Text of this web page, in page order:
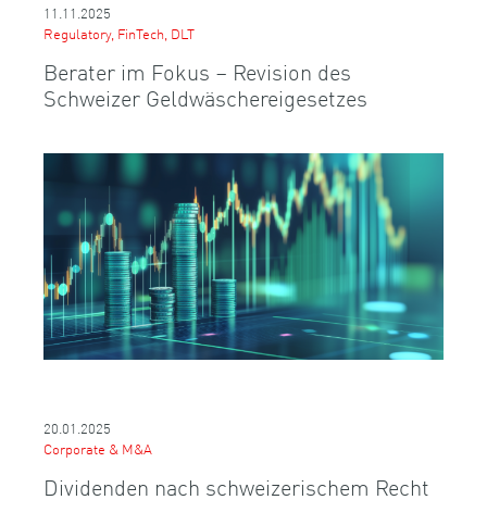
11.11.2025
Regulatory, FinTech, DLT
Berater im Fokus – Revision des
Schweizer Geldwäschereigesetzes
20.01.2025
Corporate & M&A
Dividenden nach schweizerischem Recht